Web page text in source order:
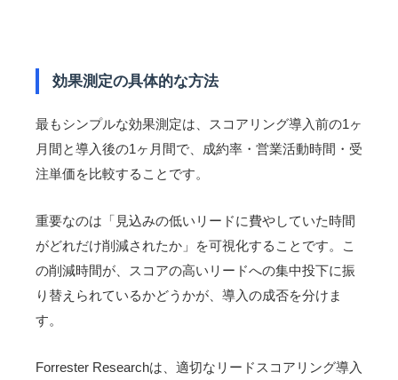
効果測定の具体的な方法
最もシンプルな効果測定は、スコアリング導入前の1ヶ
月間と導入後の1ヶ月間で、成約率・営業活動時間・受
注単価を比較することです。
重要なのは「見込みの低いリードに費やしていた時間
がどれだけ削減されたか」を可視化することです。こ
の削減時間が、スコアの高いリードへの集中投下に振
り替えられているかどうかが、導入の成否を分けま
す。
Forrester Researchは、適切なリードスコアリング導入